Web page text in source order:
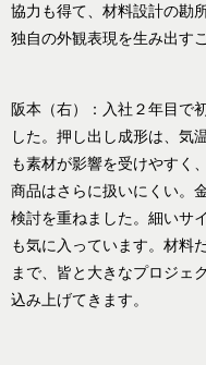
協力も得て、材料設計の勘
独自の外観表現を生み出す
阪本（右）：入社２年目で
した。押し出し成形は、気
も素材が影響を受けやすく
商品はさらに扱いにくい。
検討を重ねました。細いサ
も気に入っています。材料
まで、皆と大きなプロジェ
込み上げてきます。